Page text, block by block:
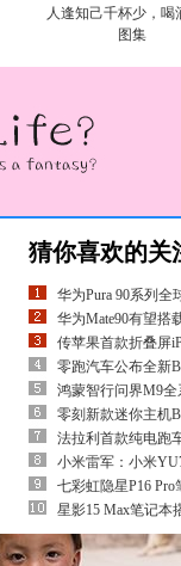
人逢知己千杯少，喝
图集
猜你喜欢的关
华为Pura 90系列全
华为Mate90有望搭
传苹果首款折叠屏
零跑汽车公布全新
鸿蒙智行问界M9
零刻新款迷你主机
法拉利首款纯电跑
小米雷军：小米
七彩虹隐星P16
星影15 Max笔记本